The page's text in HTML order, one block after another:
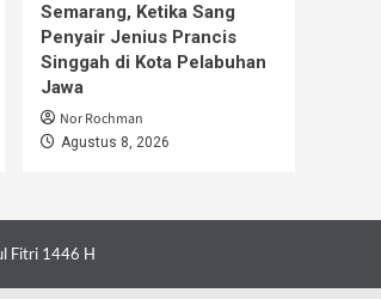
Semarang, Ketika Sang
Penyair Jenius Prancis
Singgah di Kota Pelabuhan
Jawa
Nor Rochman
Agustus 8, 2026
Fitri 1446 H